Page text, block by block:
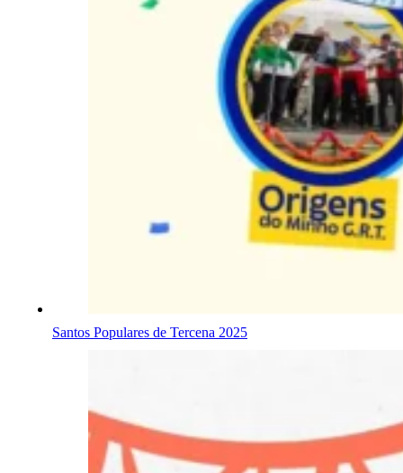
Santos Populares de Tercena 2025